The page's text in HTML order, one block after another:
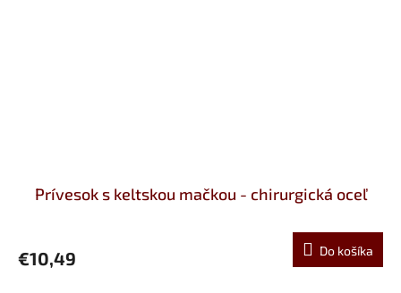
Prívesok s keltskou mačkou - chirurgická oceľ
€10,49 Do košíka